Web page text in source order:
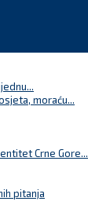
moraću...
Crne Gore...
pitanja